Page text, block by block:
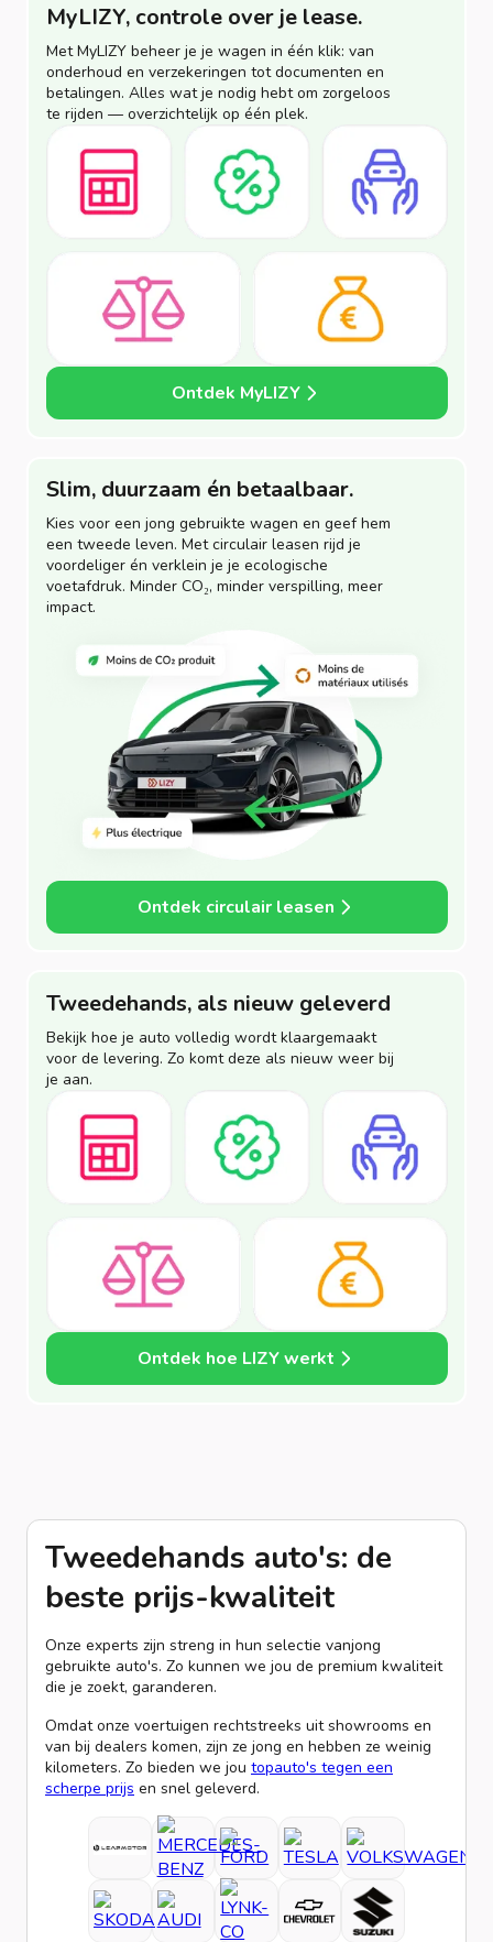
MyLIZY, controle over je lease.
Met MyLIZY beheer je je wagen in één klik: van
onderhoud en verzekeringen tot documenten en
betalingen. Alles wat je nodig hebt om zorgeloos
te rijden — overzichtelijk op één plek.
Ontdek MyLIZY
Slim, duurzaam én betaalbaar.
Kies voor een jong gebruikte wagen en geef hem
een tweede leven. Met circulair leasen rijd je
voordeliger én verklein je je ecologische
voetafdruk. Minder CO₂, minder verspilling, meer
impact.
Ontdek circulair leasen
Tweedehands, als nieuw geleverd
Bekijk hoe je auto volledig wordt klaargemaakt
voor de levering. Zo komt deze als nieuw weer bij
je aan.
Ontdek hoe LIZY werkt
Tweedehands auto's: de
beste prijs-kwaliteit
Onze experts zijn streng in hun selectie vanjong
gebruikte auto's. Zo kunnen we jou de premium kwaliteit
die je zoekt, garanderen.
Omdat onze voertuigen rechtstreeks uit showrooms en
van bij dealers komen, zijn ze jong en hebben ze weinig
kilometers. Zo bieden we jou topauto's tegen een
scherpe prijs en snel geleverd.